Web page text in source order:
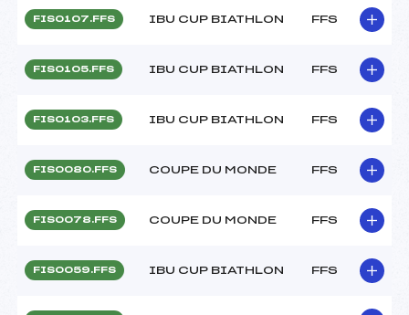
FIS0107.FFS IBU CUP BIATHLON FFS
FIS0105.FFS IBU CUP BIATHLON FFS
FIS0103.FFS IBU CUP BIATHLON FFS
FIS0080.FFS COUPE DU MONDE FFS
FIS0078.FFS COUPE DU MONDE FFS
FIS0059.FFS IBU CUP BIATHLON FFS